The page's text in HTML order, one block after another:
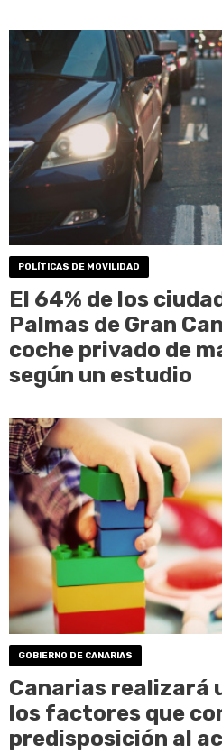
POLÍTICAS DE MOVILIDAD
El 64% de los
Palmas de Gran
coche privado de
según un estudio
GOBIERNO DE CANARIAS
Canarias realizará
los factores que
predisposición al